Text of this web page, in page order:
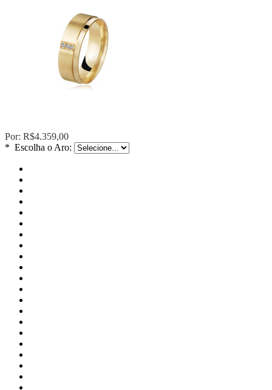
Por: R$4.359,00
* Escolha o Aro: